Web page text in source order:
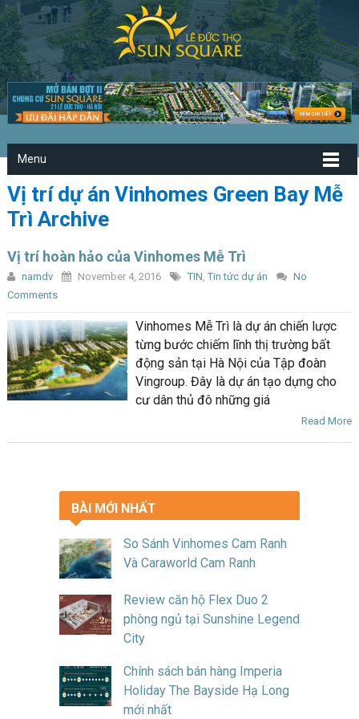
Menu
Vị trí dự án Vinhomes Green Bay Mễ
Trì Archive
Vị trí hoàn hảo của Vinhomes Mễ Trì
namdv November 4, 2016 TIN, Tin tức dự án
No
Comments
Vinhomes Mễ Trì là dự án chiến lược
từng bước chiếm lĩnh thị trường bất
động sản tại Hà Nội của Tập đoàn
Vingroup. Đây là dự án tạo dựng cho
cư dân thủ đô những giá
Read More
BÀI MỚI NHẤT
So Sánh Vinhomes Cam Ranh
Và Caraworld Cam Ranh
Review căn hộ Flex Duo 2
phòng ngủ tại Sunshine Legend
City
Chính sách bán hàng Imperia
Holiday The Bayside Hạ Long
mới nhất